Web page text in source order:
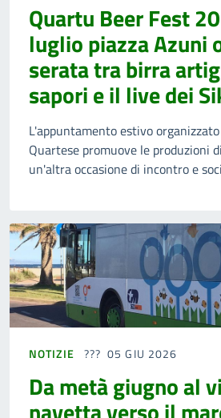
Quartu Beer Fest
luglio piazza Azuni
serata tra birra
sapori e il live dei
L'appuntamento estivo
Quartese promuove le produzioni
un'altra occasione di incontro e
NOTIZIE 05 GIU 2026
Da metà giugno al